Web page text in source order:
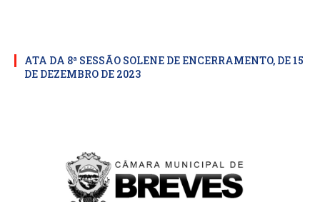
ATA DA 8ª SESSÃO SOLENE DE ENCERRAMENTO, DE 15
DE DEZEMBRO DE 2023